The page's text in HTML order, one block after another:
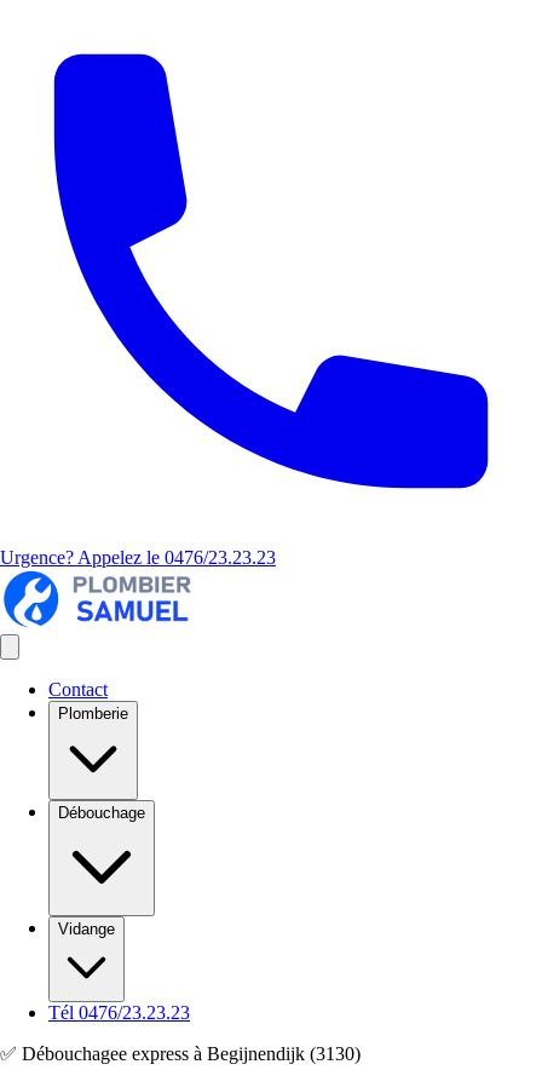
Urgence? Appelez le 0476/23.23.23
Contact
Plomberie
Débouchage
Vidange
Tél 0476/23.23.23
✅ Débouchagee express à Begijnendijk (3130)